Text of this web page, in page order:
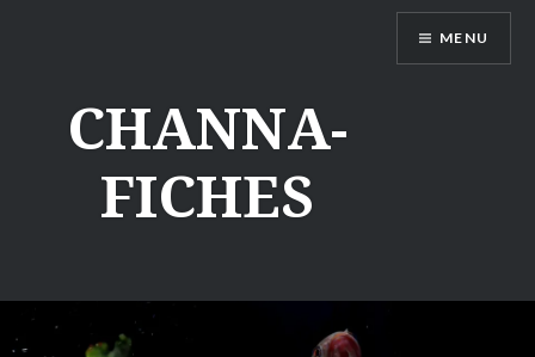
CHANNA-
FICHES
MENU